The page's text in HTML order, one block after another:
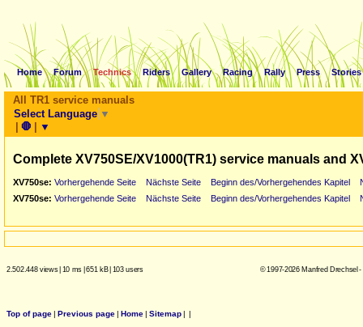
Home Forum Technics Riders Gallery Racing Rally Press Stories
All TR1 service manuals
Select Language ▼
| 🛑 | ▼
Complete XV750SE/XV1000(TR1) service manuals and
XV750se: Vorhergehende Seite Nächste Seite Beginn des/Vorhergehendes Kapitel
XV750se: Vorhergehende Seite Nächste Seite Beginn des/Vorhergehendes Kapitel
2.502.448 views| 10 ms |651 kB| 103 users © 1997-2026 Manfred Drechsel
Top of page| Previous page| Home| Sitemap| |